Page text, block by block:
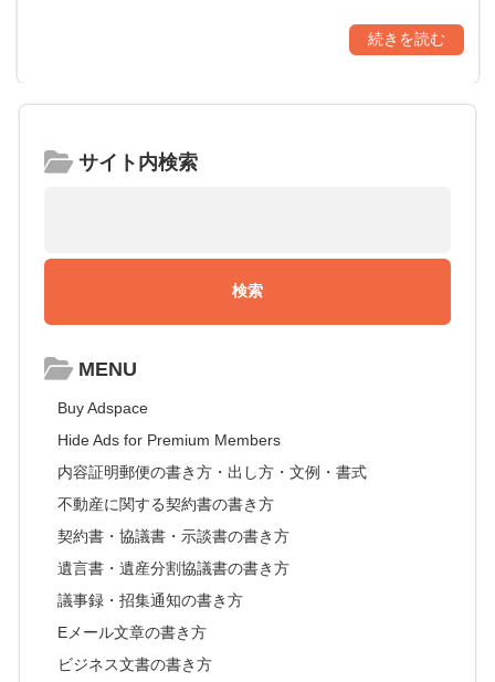
続きを読む
サイト内検索
MENU
Buy Adspace
Hide Ads for Premium Members
内容証明郵便の書き方・出し方・文例・書式
不動産に関する契約書の書き方
契約書・協議書・示談書の書き方
遺言書・遺産分割協議書の書き方
議事録・招集通知の書き方
Eメール文章の書き方
ビジネス文書の書き方